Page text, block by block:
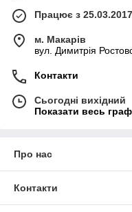
Працює з 25.03.2017
м. Макарів
вул. Димитрія
Контакти
Сьогодні вихідний
Показати весь
Про нас
Контакти